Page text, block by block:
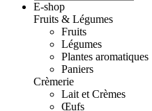
E-shop
Fruits & Légumes
Fruits
Légumes
Plantes aromatiques
Paniers
Crèmerie
Lait et Crèmes
Œufs